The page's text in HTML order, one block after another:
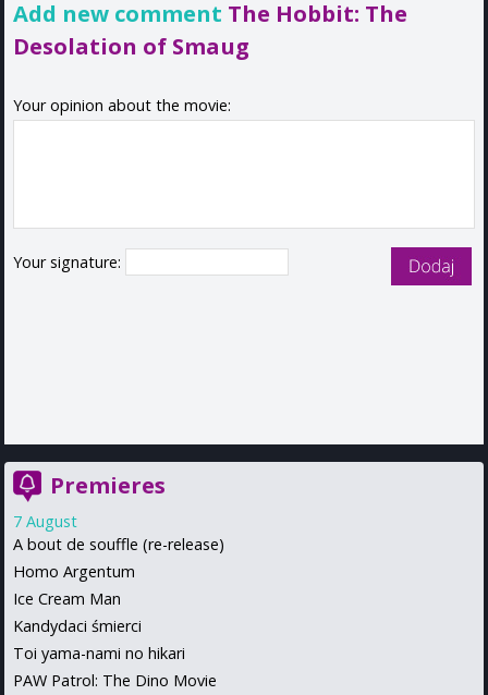
Add new comment The Hobbit: The
Desolation of Smaug
Your opinion about the movie:
Your signature:
Premieres
7 August
A bout de souffle (re-release)
Homo Argentum
Ice Cream Man
Kandydaci śmierci
Toi yama-nami no hikari
PAW Patrol: The Dino Movie